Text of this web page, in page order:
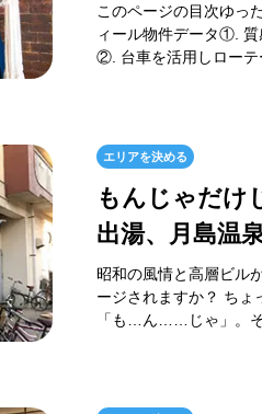
このページの目次ゆっ
ィール物件データ①. 質
②. 台車を活用しローテ
エリアを決める
もんじゃだけ
出湯、月島温
昭和の風情と高層ビル
ージされますか？ ちょ
「も…ん……じゃ」。そ